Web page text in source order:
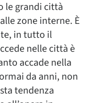
le grandi città
zone interne. È
in tutto il
nelle città è
accade nella
da anni, non
tendenza